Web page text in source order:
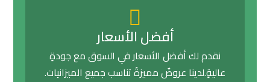
أفضل الأسعار
نقدم لك أفضل الأسعار في السوق مع جودةٍ
عاليةٍ.لدينا عروضٌ مميزةٌ تناسب جميع الميزانيات.